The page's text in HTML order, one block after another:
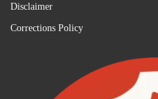
Disclaimer
Corrections Policy